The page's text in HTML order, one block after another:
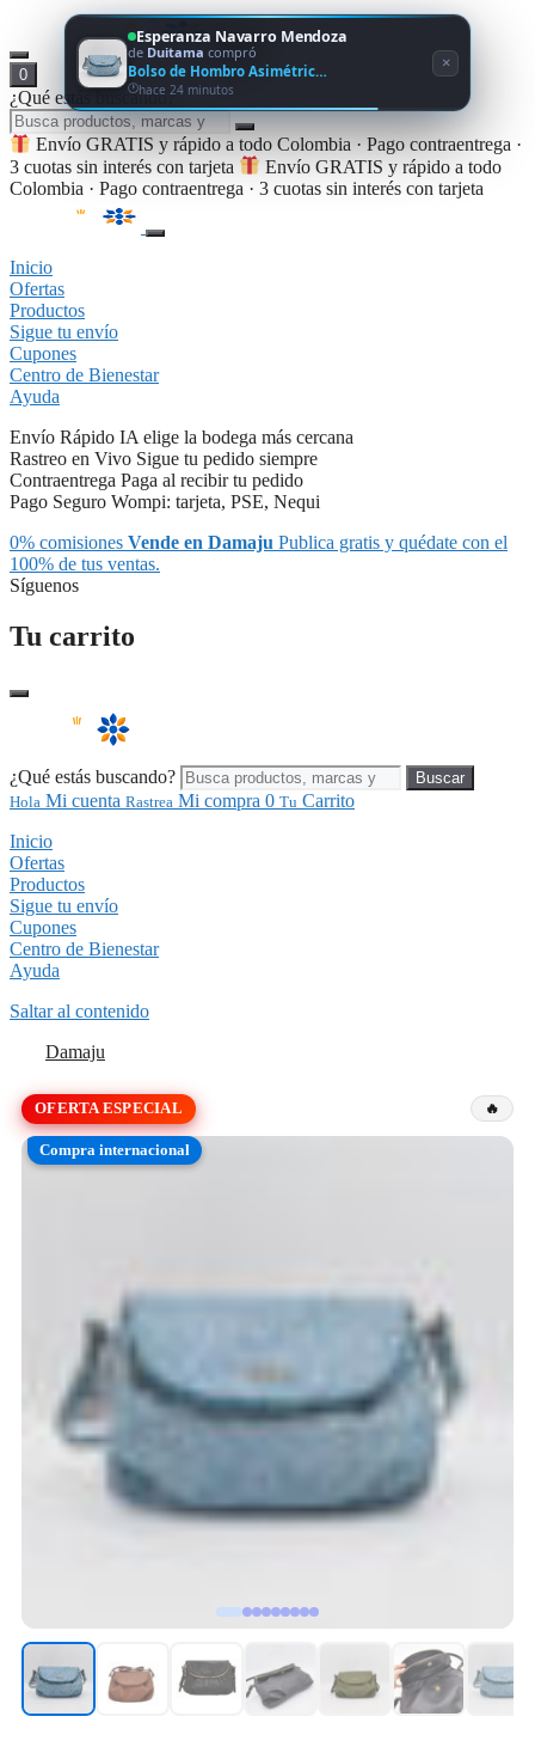
0
¿Qué estás buscando?
Envío GRATIS y rápido a todo Colombia · Pago contraentrega ·
3 cuotas sin interés con tarjeta
Envío GRATIS y rápido a todo
Colombia · Pago contraentrega · 3 cuotas sin interés con tarjeta
Inicio
Ofertas
Productos
Sigue tu envío
Cupones
Centro de Bienestar
Ayuda
Envío Rápido IA elige la bodega más cercana
Rastreo en Vivo Sigue tu pedido siempre
Contraentrega Paga al recibir tu pedido
Pago Seguro Wompi: tarjeta, PSE, Nequi
0% comisiones Vende en Damaju Publica gratis y quédate con el
100% de tus ventas.
Síguenos
Tu carrito
¿Qué estás buscando?
Buscar
Hola Mi cuenta Rastrea Mi compra 0 Tu Carrito
Inicio
Ofertas
Productos
Sigue tu envío
Cupones
Centro de Bienestar
Ayuda
Saltar al contenido
Damaju
OFERTA ESPECIAL
Compra internacional
Esperanza Navarro Mendoza
de Duitama compró
Bolso de Hombro Asimétric…
hace 24 minutos
×